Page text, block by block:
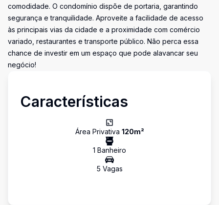
comodidade. O condomínio dispõe de portaria, garantindo
segurança e tranquilidade. Aproveite a facilidade de acesso
às principais vias da cidade e a proximidade com comércio
variado, restaurantes e transporte público. Não perca essa
chance de investir em um espaço que pode alavancar seu
negócio!
Características
Área Privativa 120m²
1 Banheiro
5 Vagas